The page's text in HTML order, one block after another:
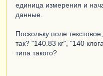
единица измерения и
данные.
Поскольку поле
так? "140.83 кг", "140
типа такого?